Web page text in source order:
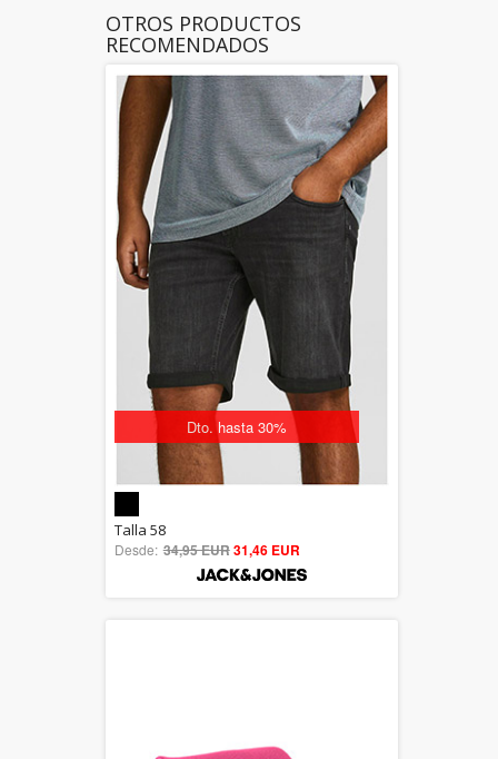
OTROS PRODUCTOS
RECOMENDADOS
Dto. hasta 30%
out of 5
Talla 58
Desde: 34,95 EUR31,46 EUR